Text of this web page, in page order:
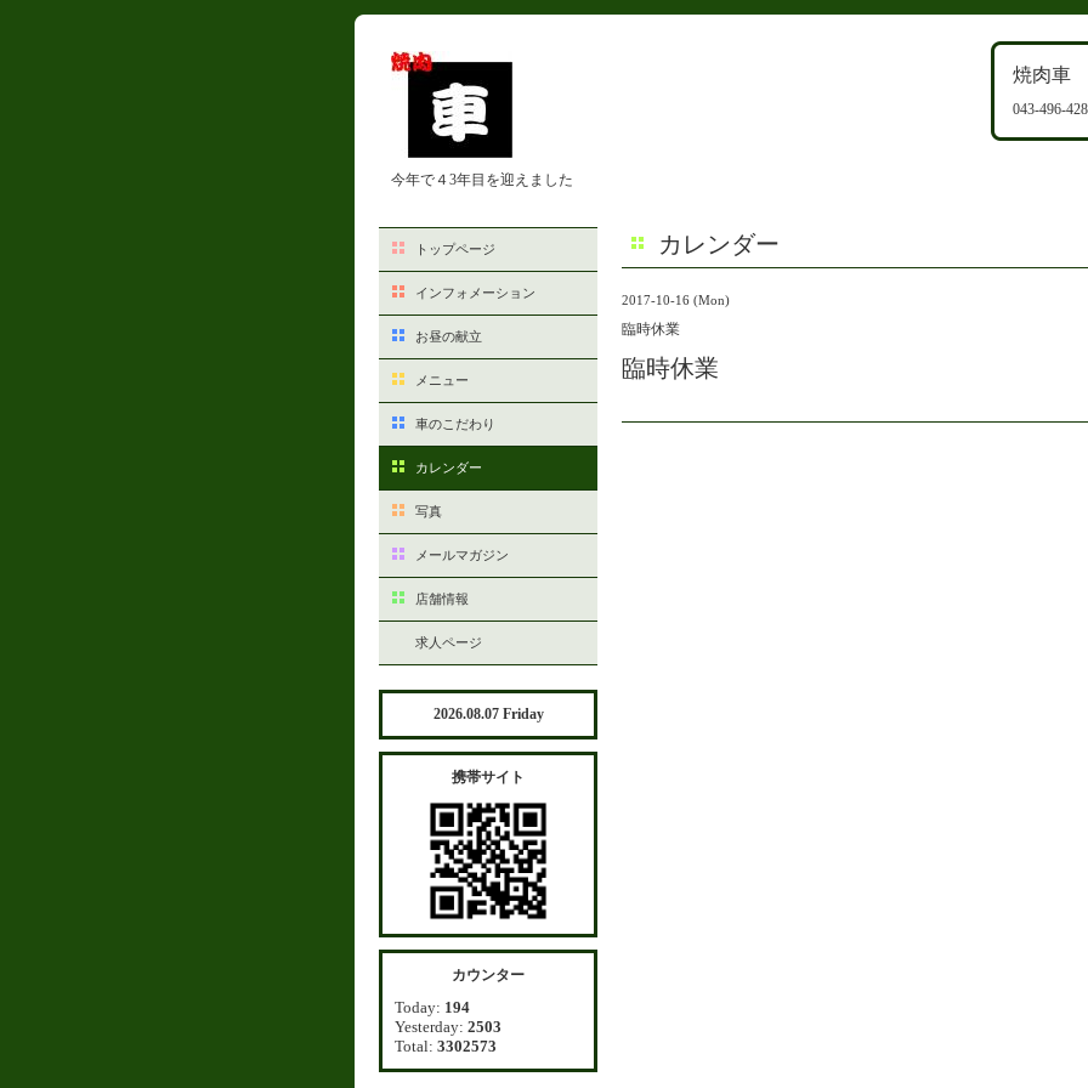
焼肉車
043-496-
今年で４3年目を迎えました
カレンダー
2017-10-16 (Mon)
臨時休業
臨時休業
トップページ
インフォメーション
お昼の献立
メニュー
車のこだわり
カレンダー
写真
メールマガジン
店舗情報
求人ページ
2026.08.07 Friday
携帯サイト
カウンター
Today: 194
Yesterday: 2503
Total: 3302573